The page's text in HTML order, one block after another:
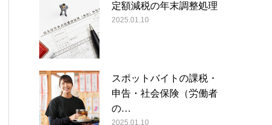
定額減税の年末調整処理
2025.01.10
スポットバイトの課税・
申告・社会保険（労働者
の…
2025.01.10